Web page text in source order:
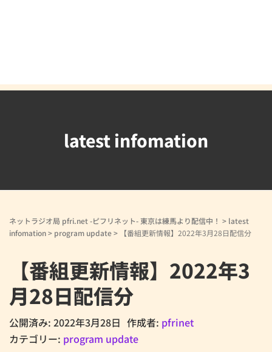
latest infomation
ネットラジオ局 pfri.net -ピフリネット- 東京は練馬より配信中！ > latest
infomation> program update> 【番組更新情報】2022年3月28日配信分
【番組更新情報】2022年3
月28日配信分
公開済み: 2022年3月28日 作成者: pfrinet
カテゴリー: program update